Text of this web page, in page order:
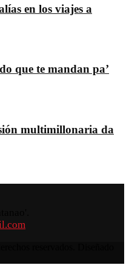
en los viajes a
que te mandan pa’
multimillonaria da